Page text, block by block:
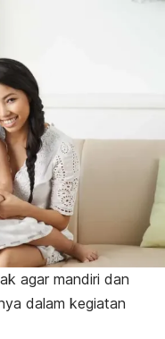
agar mandiri dan
dalam kegiatan